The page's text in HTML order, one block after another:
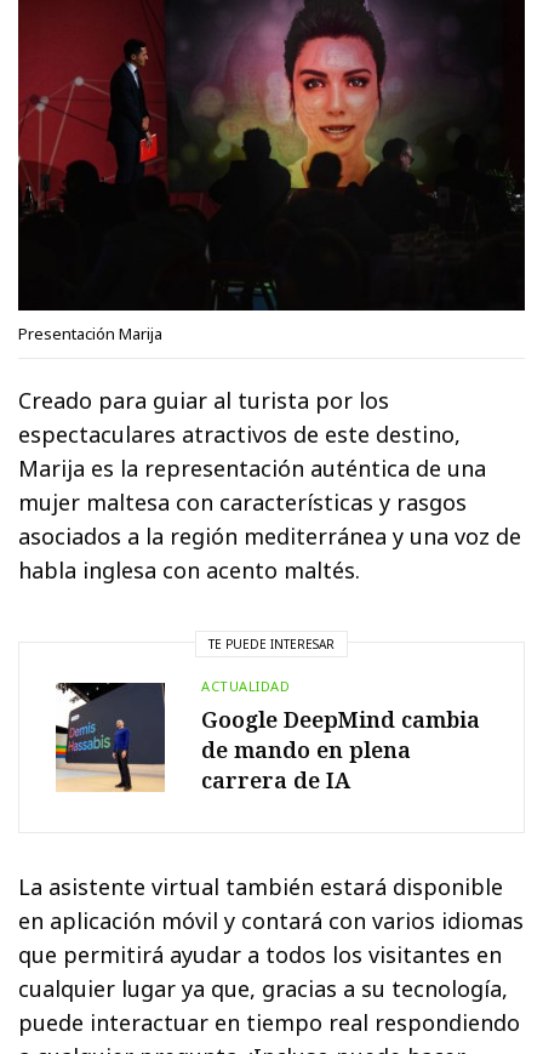
Presentación Marija
Creado para guiar al turista por los
espectaculares atractivos de este destino,
Marija es la representación auténtica de una
mujer maltesa con características y rasgos
asociados a la región mediterránea y una voz de
habla inglesa con acento maltés.
TE PUEDE INTERESAR
ACTUALIDAD
Google DeepMind cambia
de mando en plena
carrera de IA
La asistente virtual también estará disponible
en aplicación móvil y contará con varios idiomas
que permitirá ayudar a todos los visitantes en
cualquier lugar ya que, gracias a su tecnología,
puede interactuar en tiempo real respondiendo